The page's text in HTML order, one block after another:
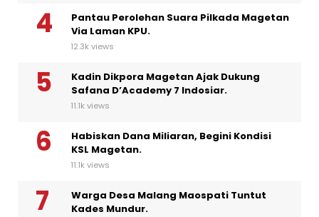
Pantau Perolehan Suara Pilkada Magetan
Via Laman KPU.
12.3k views
Kadin Dikpora Magetan Ajak Dukung
Safana D’Academy 7 Indosiar.
11.1k views
Habiskan Dana Miliaran, Begini Kondisi
KSL Magetan.
11.1k views
Warga Desa Malang Maospati Tuntut
Kades Mundur.